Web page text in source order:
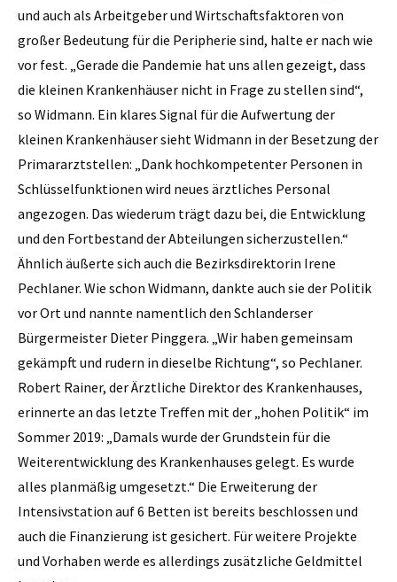
und auch als Arbeitgeber und Wirtschaftsfaktoren von
großer Bedeutung für die Peripherie sind, halte er nach wie
vor fest. „Gerade die Pandemie hat uns allen gezeigt, dass
die kleinen Krankenhäuser nicht in Frage zu stellen sind“,
so Widmann. Ein klares Signal für die Aufwertung der
kleinen Krankenhäuser sieht Widmann in der Besetzung der
Primararztstellen: „Dank hochkompetenter Personen in
Schlüsselfunktionen wird neues ärztliches Personal
angezogen. Das wiederum trägt dazu bei, die Entwicklung
und den Fortbestand der Abteilungen sicherzustellen.“
Ähnlich äußerte sich auch die Bezirksdirektorin Irene
Pechlaner. Wie schon Widmann, dankte auch sie der Politik
vor Ort und nannte namentlich den Schlanderser
Bürgermeister Dieter Pinggera. „Wir haben gemeinsam
gekämpft und rudern in dieselbe Richtung“, so Pechlaner.
Robert Rainer, der Ärztliche Direktor des Krankenhauses,
erinnerte an das letzte Treffen mit der „hohen Politik“ im
Sommer 2019: „Damals wurde der Grundstein für die
Weiterentwicklung des Krankenhauses gelegt. Es wurde
alles planmäßig umgesetzt.“ Die Erweiterung der
Intensivstation auf 6 Betten ist bereits beschlossen und
auch die Finanzierung ist gesichert. Für weitere Projekte
und Vorhaben werde es allerdings zusätzliche Geldmittel